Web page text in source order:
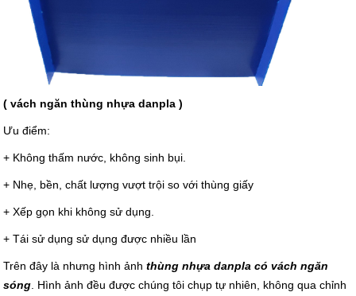
( vách ngăn thùng nhựa danpla )
Ưu điểm:
+ Không thấm nước, không sinh bụi.
+ Nhẹ, bền, chất lượng vượt trội so với thùng giấy
+ Xếp gọn khi không sử dụng.
+ Tái sử dụng sử dụng được nhiều lần
Trên đây là nhưng hình ảnhthùng nhựa danpla có vách ngăn
sóng . Hình ảnh đều được chúng tôi chụp tự nhiên, không qua chỉnh